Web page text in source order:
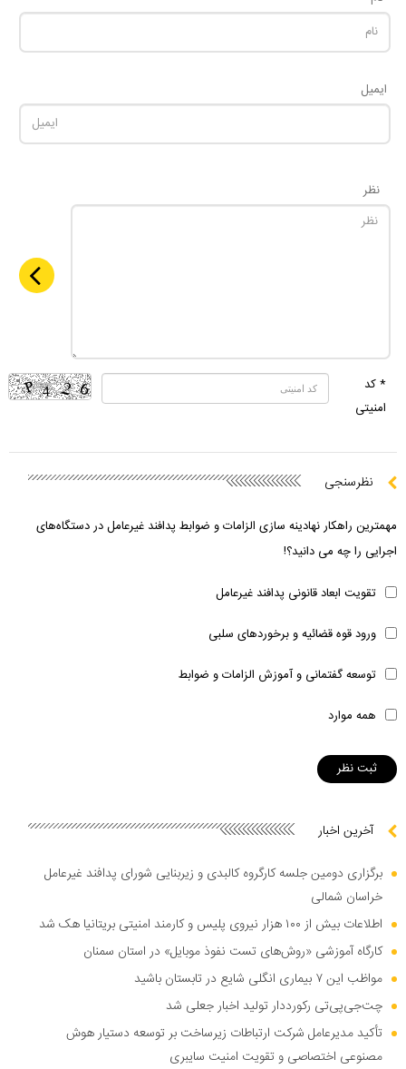
ایمیل
نظر
* کد
امنیتی
نظرسنجی
مهمترین راهکار نهادینه سازی الزامات و ضوابط پدافند غیرعامل در دستگاه‌های
اجرایی را چه می دانید؟!
تقویت ابعاد قانونی پدافند غیرعامل
ورود قوه قضائیه و برخوردهای سلبی
توسعه گفتمانی و آموزش الزامات و ضوابط
همه موارد
آخرین اخبار
برگزاری دومین جلسه کارگروه کالبدی و زیربنایی شورای پدافند غیرعامل
خراسان شمالی
اطلاعات بیش از ۱۰۰ هزار نیروی پلیس و کارمند امنیتی بریتانیا هک شد
کارگاه آموزشی «روش‌های تست نفوذ موبایل» در استان سمنان
مواظب این ۷ بیماری انگلی شایع در تابستان باشید
چت‌جی‌پی‌تی رکورددار تولید اخبار جعلی شد
تأکید مدیرعامل شرکت ارتباطات زیرساخت بر توسعه دستیار هوش
مصنوعی اختصاصی و تقویت امنیت سایبری